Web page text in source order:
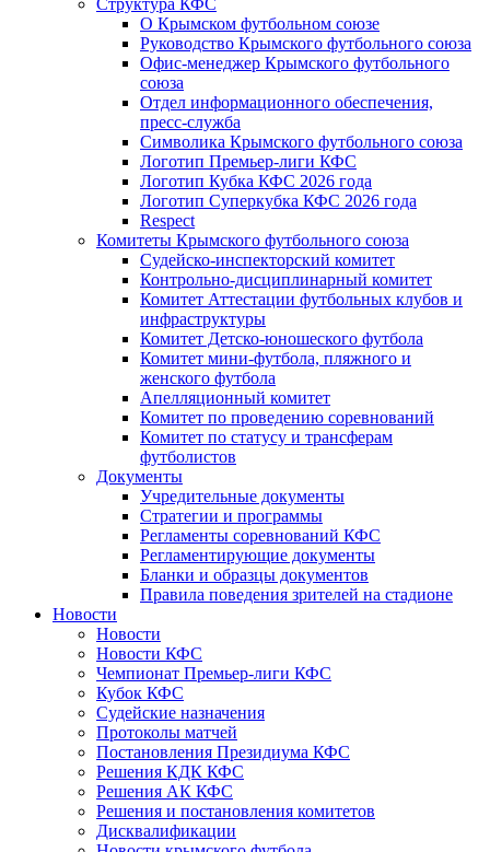
Структура КФС
О Крымском футбольном союзе
Руководство Крымского футбольного союза
Офис-менеджер Крымского футбольного
союза
Отдел информационного обеспечения,
пресс-служба
Символика Крымского футбольного союза
Логотип Премьер-лиги КФС
Логотип Кубка КФС 2026 года
Логотип Суперкубка КФС 2026 года
Respect
Комитеты Крымского футбольного союза
Судейско-инспекторский комитет
Контрольно-дисциплинарный комитет
Комитет Аттестации футбольных клубов и
инфраструктуры
Комитет Детско-юношеского футбола
Комитет мини-футбола, пляжного и
женского футбола
Апелляционный комитет
Комитет по проведению соревнований
Комитет по статусу и трансферам
футболистов
Документы
Учредительные документы
Стратегии и программы
Регламенты соревнований КФС
Регламентирующие документы
Бланки и образцы документов
Правила поведения зрителей на стадионе
Новости
Новости
Новости КФС
Чемпионат Премьер-лиги КФС
Кубок КФС
Судейские назначения
Протоколы матчей
Постановления Президиума КФС
Решения КДК КФС
Решения АК КФС
Решения и постановления комитетов
Дисквалификации